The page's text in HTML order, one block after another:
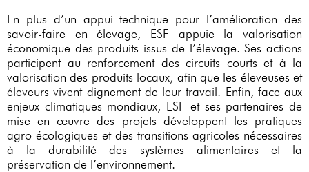
En plus d’un appui technique pour l’amélioration des
savoir-faire en élevage, ESF appuie la valorisation
économique des produits issus de l’élevage. Ses actions
participent au renforcement des circuits courts et à la
valorisation des produits locaux, afin que les éleveuses et
éleveurs vivent dignement de leur travail. Enfin, face aux
enjeux climatiques mondiaux, ESF et ses partenaires de
mise en œuvre des projets développent les pratiques
agro-écologiques et des transitions agricoles nécessaires
à la durabilité des systèmes alimentaires et la
préservation de l’environnement.